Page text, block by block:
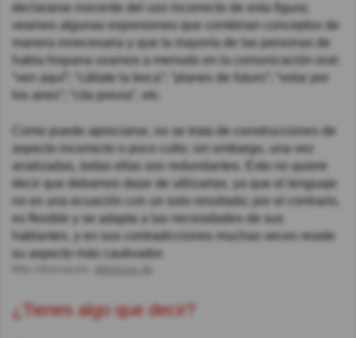
declararse inocente del uso incorrecto de esta figura;
veamos algunas expresiones que combinan conceptos de
manera innecesaria y que la mayoría de las personas de
habla hispana usamos a menudo en la comunicación oral:
“ven aquí”; “cállate la boca”; “planes de futuro”; “volar por
los aires”; “cita previa”, etc.
Como puede apreciarse, no se trata de construcciones de
aspecto incorrecto o poco culto; sin embargo, una vez
analizadas, todas ellas son redundantes. Esto no quiere
decir que debamos dejar de utilizarlas, ya que el lenguaje
no es una ecuación con un solo resultado; por el contrario,
es flexible y se adapta a las necesidades de sus
hablantes, y en sus contradicciones muchas veces reside
su aspecto más cautivador.
¿Tienes algo que decir?